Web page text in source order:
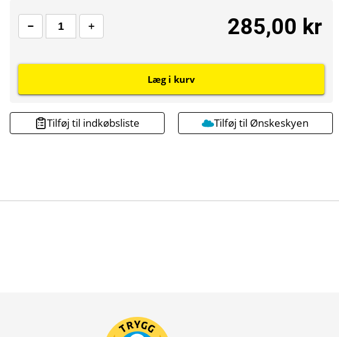
285,00 kr
Læg i kurv
Tilføj til indkøbsliste Tilføj til Ønskeskyen